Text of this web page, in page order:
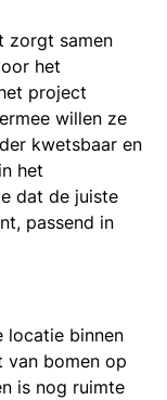
zorgt samen
het
project
willen ze
kwetsbaar en
het
dat de juiste
passend in
locatie binnen
van bomen op
is nog ruimte